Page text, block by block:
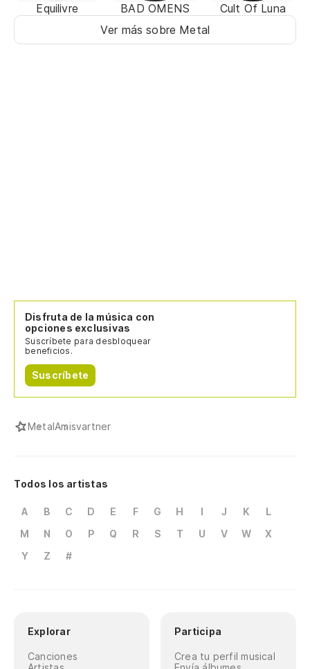
Equilivre BAD OMENS
Cult Of Luna
Ver más sobre Metal
Disfruta de la música con
opciones exclusivas
Suscríbete para desbloquear
beneficios.
Suscríbete
MetalAmisvartner
Todos los artistas
A B C D E F G H I J K
L
M
N O P Q R S T U V W
X
Y
Z #
Explorar
Canciones
Participa
Crea tu perfil musical